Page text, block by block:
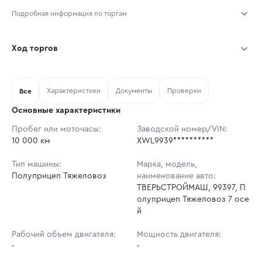
Подробная информация по торгам
Тип аукциона: Открытые торги
Шаг торгов: 79 209 ₽
Кол-во ставок:
Хабаровский Край
Ход торгов
Ставок не найдено
в аукционах
Все Характеристики Документы Проверки
Основные характеристики
Пробег или моточасы:
10 000 км
Заводской номер/VIN:
XWL9939**********
Тип машины:
Полуприцеп Тяжеловоз
Марка, модель,
наименование авто:
ТВЕРЬСТРОЙМАШ, 99397, П
олуприцеп Тяжеловоз 7 осе
й
Рабочий объем двигателя:
-
Мощность двигателя:
-